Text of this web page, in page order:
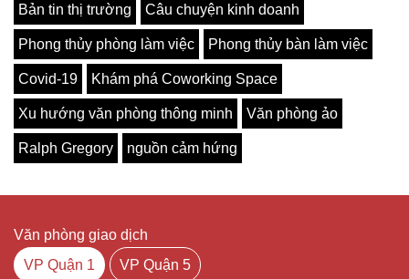
Bản tin thị trường Câu chuyện kinh doanh
Phong thủy phòng làm việc Phong thủy bàn làm việc
Covid-19 Khám phá Coworking Space
Xu hướng văn phòng thông minh Văn phòng ảo
Ralph Gregory nguồn cảm hứng
Văn phòng giao dịch
VP Quận 1
VP Quận 5